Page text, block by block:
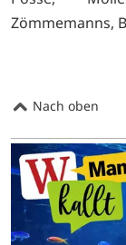
Zömmemanns,
Nach oben